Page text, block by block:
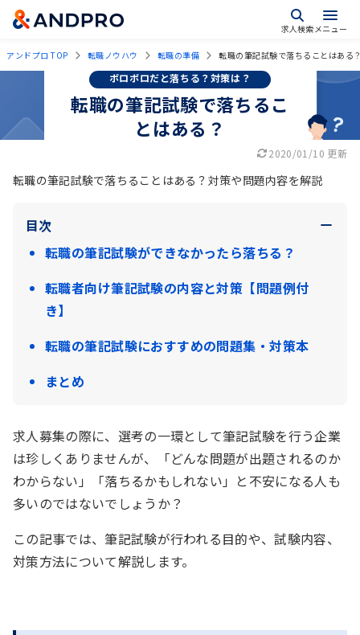
求人検索メニュー
アンドプロ TOP 転職ノウハウ 転職の準備 転職の筆記試験で落ちることはある
ボロボロだと落ちる？対策は？
転職の筆記試験で落ちるこ
とはある？
2020/01/10 更新
転職の筆記試験で落ちることはある？対策や問題内容を解説
目次
転職の筆記試験ができなかったら落ちる？
転職者向け筆記試験の内容と対策【問題例付
き】
転職の筆記試験におすすめの問題集・対策本
まとめ
求人募集の際に、選考の一環として筆記試験を行う企業
は珍しくありませんが、「どんな問題が出題されるのか
わからない」「落ちるかもしれない」と不安になる人も
多いのではないでしょうか？
この記事では、筆記試験が行われる目的や、試験内容、
対策方法について解説します。